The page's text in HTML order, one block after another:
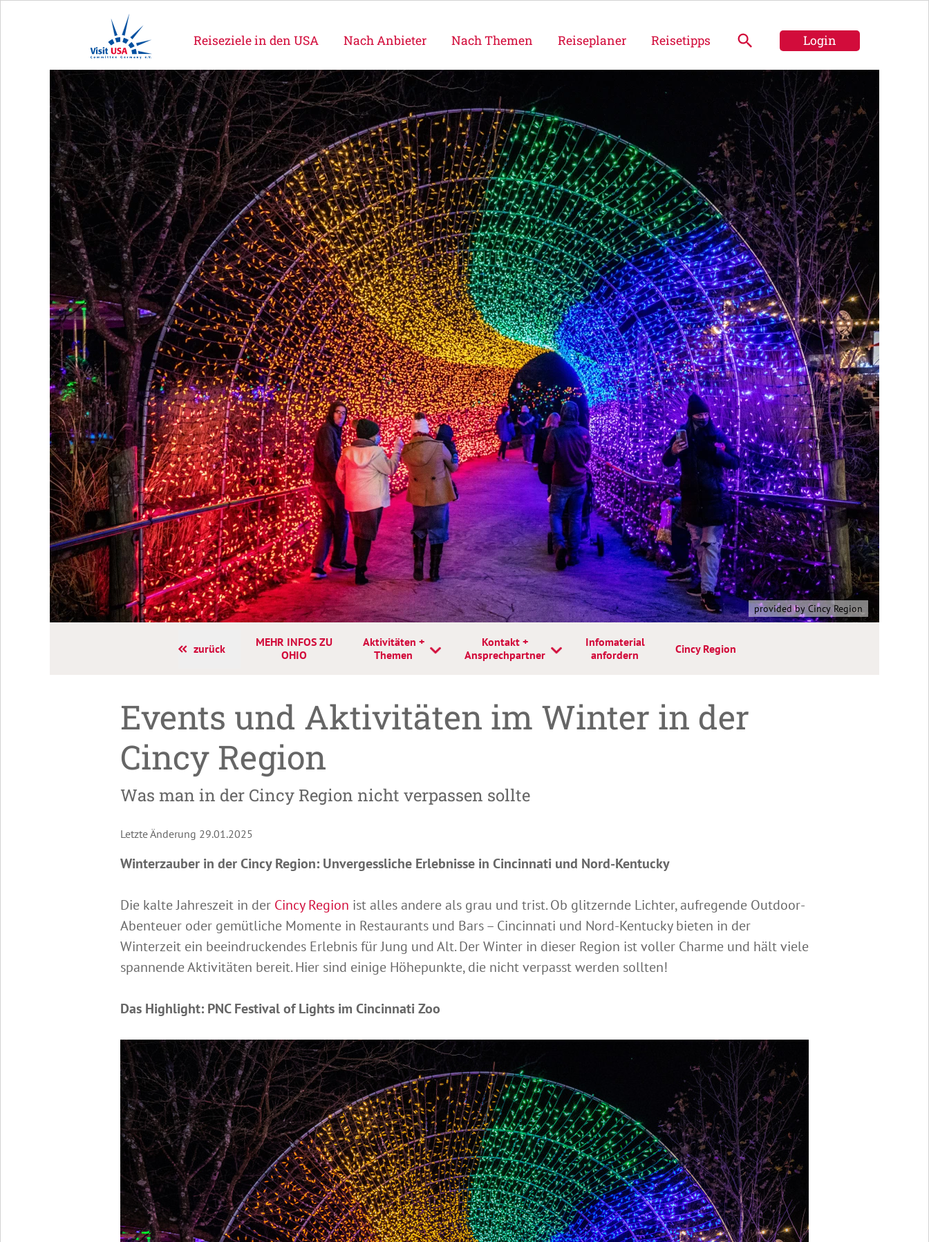
Reiseziele in den USA Nach Anbieter Nach Themen Reiseplaner Reisetipps Login
provided by Cincy Region
zurück
MEHR INFOS ZU
OHIO
Aktivitäten +
Themen
Kontakt +
Ansprechpartner
Infomaterial
anfordern
Cincy Region
Events und Aktivitäten im Winter in der
Cincy Region
Was man in der Cincy Region nicht verpassen sollte
Letzte Änderung 29.01.2025
Winterzauber in der Cincy Region: Unvergessliche Erlebnisse in Cincinnati und Nord-Kentucky
Die kalte Jahreszeit in der Cincy Region ist alles andere als grau und trist. Ob glitzernde Lichter, aufregende Outdoor-
Abenteuer oder gemütliche Momente in Restaurants und Bars – Cincinnati und Nord-Kentucky bieten in der
Winterzeit ein beeindruckendes Erlebnis für Jung und Alt. Der Winter in dieser Region ist voller Charme und hält viele
spannende Aktivitäten bereit. Hier sind einige Höhepunkte, die nicht verpasst werden sollten!
Das Highlight: PNC Festival of Lights im Cincinnati Zoo